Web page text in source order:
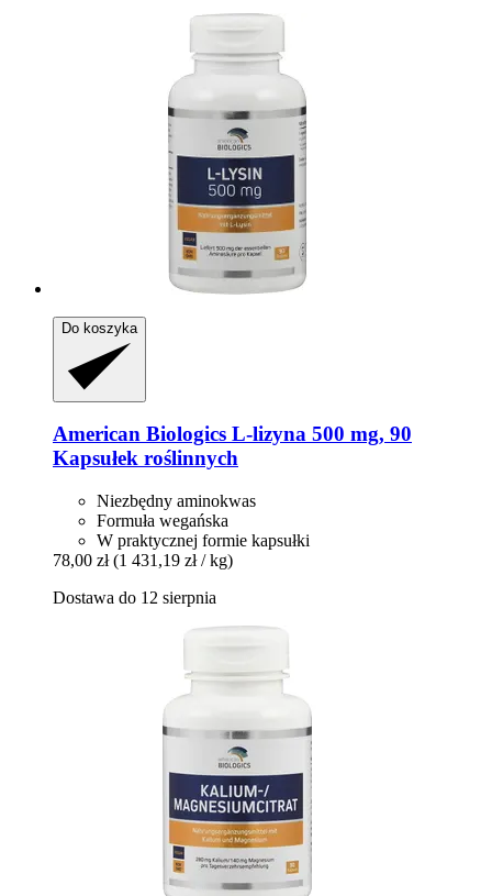
Do koszyka
American Biologics L-​lizyna 500 mg, 90
Kapsułek roślinnych
Niezbędny aminokwas
Formuła wegańska
W praktycznej formie kapsułki
78,00 zł (1 431,19 zł / kg)
Dostawa do 12 sierpnia